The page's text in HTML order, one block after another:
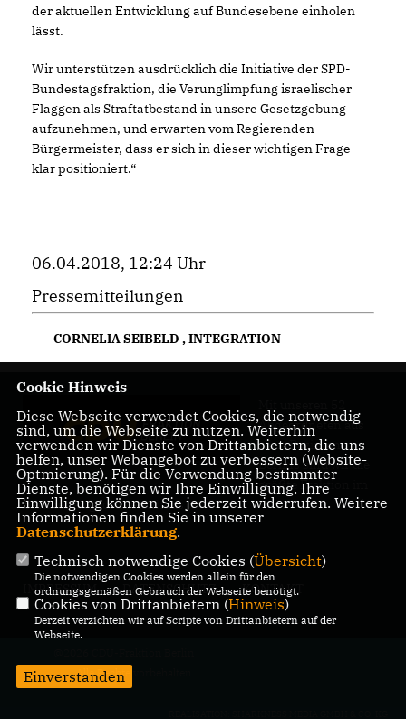
der aktuellen Entwicklung auf Bundesebene einholen
lässt.
Wir unterstützen ausdrücklich die Initiative der SPD-
Bundestagsfraktion, die Verunglimpfung israelischer
Flaggen als Straftatbestand in unsere Gesetzgebung
aufzunehmen, und erwarten vom Regierenden
Bürgermeister, dass er sich in dieser wichtigen Frage
klar positioniert.“
06.04.2018, 12:24 Uhr
Pressemitteilungen
CORNELIA SEIBELD ,INTEGRATION
Abgeordneten aus
allen Bezirken
Berlins sind wir die
größte Fraktion im
Berliner Abgeordnetenhaus.
IMPRESSUM DATENSCHUTZ KONTAKT
Alle Rechte vorbehalten.
Cookie Hinweis
Diese Webseite verwendet Cookies, die notwendig
sind, um die Webseite zu nutzen. Weiterhin
verwenden wir Dienste von Drittanbietern, die uns
helfen, unser Webangebot zu verbessern (Website-
Optmierung). Für die Verwendung bestimmter
Dienste, benötigen wir Ihre Einwilligung. Ihre
Einwilligung können Sie jederzeit widerrufen. Weitere
Informationen finden Sie in unserer
Datenschutzerklärung.
Technisch notwendige Cookies (Übersicht)
Die notwendigen Cookies werden allein für den
ordnungsgemäßen Gebrauch der Webseite benötigt.
Cookies von Drittanbietern (Hinweis)
Derzeit verzichten wir auf Scripte von Drittanbietern auf der
Webseite.
Einverstanden